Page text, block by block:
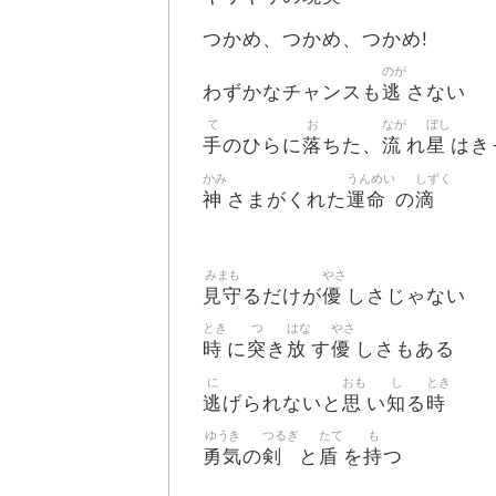
つかめ、つかめ、つかめ!
わずかなチャンスも逃
のが
さない
手
て
のひらに落
お
ちた、 流
なが
れ星
ぼし
はき
神
かみ
さまがくれた運命
うんめい
の滴
しずく
見守
みまも
るだけが優
やさ
しさじゃない
時
とき
に突
つ
き 放
はな
す優
やさ
しさもある
逃
に
げられないと 思
おも
い知
し
る 時
とき
勇気
ゆうき
の剣
つるぎ
と 盾
たて
を持
も
つ